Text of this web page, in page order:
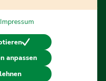
Alle Rechte vorbehalten.
Impressum
anpassen